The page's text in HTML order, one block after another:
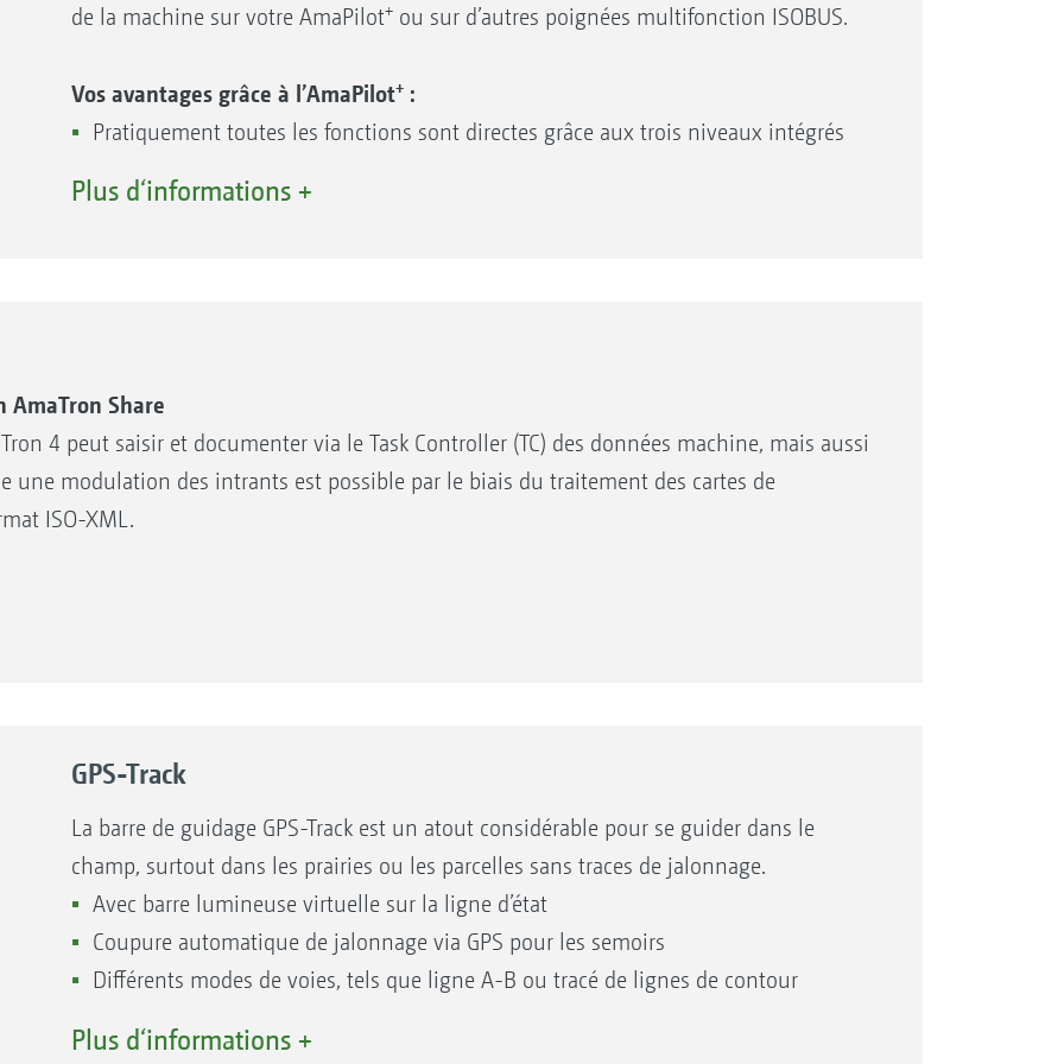
doigt
le champ de vision
Le menu de démarrage rapide très pratique permet une importation et une
exportation rapides des données de chantier
boutons de commande à droite de l’écran
du terminal mobile.
GPS sur le second affichage
l’original de la machine et de ses tronçons
Mode d’affichage Cartes avec AmaTron Twin – Représentation claire de la machine, de ses
tronçons et des boutons de commande à droite de l’écran du terminal mobile.
de la machine sur votre AmaPilot+ou sur d’autres poignées multifonction ISOBUS.
Vos avantages grâce à l’AmaPilot+:
Pratiquement toutes les fonctions sont directes grâce aux trois niveaux intégrés
Repose-main réglable
Plus d‘informations +
AmaTron Share
4 peut saisir et documenter via le Task Controller (TC) des données machine, mais aussi
une modulation des intrants est possible par le biais du traitement des cartes de
ISO-XML.
cartes de modulation
facilement les chantiers au format ISO-XML ou au format shape et exporter les chantiers
PDF, sous forme de résumé de chantier
et décider ensuite si les données doivent être enregistrées
numérique des données. Testez maintenant !
toutes les données. Ainsi,
GPS-Track
La barre de guidage GPS-Track est un atout considérable pour se guider dans le
champ, surtout dans les prairies ou les parcelles sans traces de jalonnage.
Avec barre lumineuse virtuelle sur la ligne d’état
Coupure automatique de jalonnage via GPS pour les semoirs
Différents modes de voies, tels que ligne A-B ou tracé de lignes de contour
Plus d‘informations +